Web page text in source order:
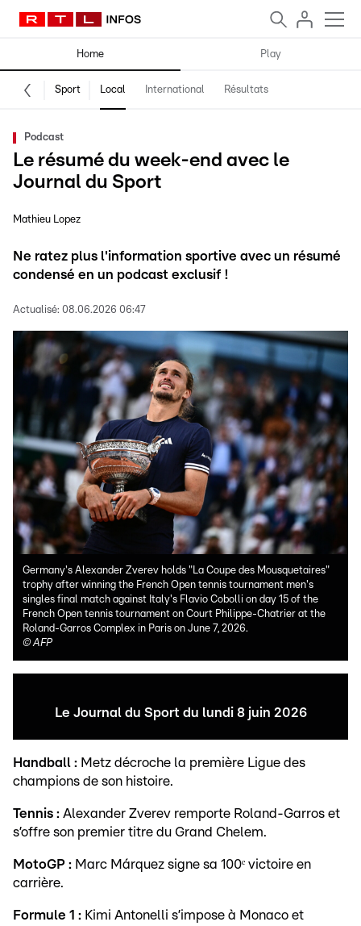
Home Play
Sport Local International Résultats
Podcast
Le résumé du week-end avec le
Journal du Sport
Mathieu Lopez
Ne ratez plus l'information sportive avec un résumé
condensé en un podcast exclusif !
Actualisé: 08.06.2026 06:47
Germany's Alexander Zverev holds "La Coupe des Mousquetaires"
trophy after winning the French Open tennis tournament men's
singles final match against Italy's Flavio Cobolli on day 15 of the
French Open tennis tournament on Court Philippe-Chatrier at the
Roland-Garros Complex in Paris on June 7, 2026.
©AFP
Le Journal du Sport du lundi 8 juin 2026
Handball : Metz décroche la première Ligue des
champions de son histoire.
Tennis : Alexander Zverev remporte Roland-Garros et
s’offre son premier titre du Grand Chelem.
MotoGP : Marc Márquez signe sa 100ᵉ victoire en
carrière.
Formule 1 : Kimi Antonelli s’impose à Monaco et